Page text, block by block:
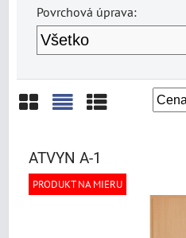
Povrchová úprava:
ATVYN A-1
PRODUKT NA MIERU